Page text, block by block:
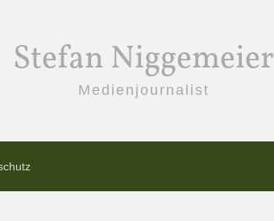
Stefan Niggemeier
Medienjournalist